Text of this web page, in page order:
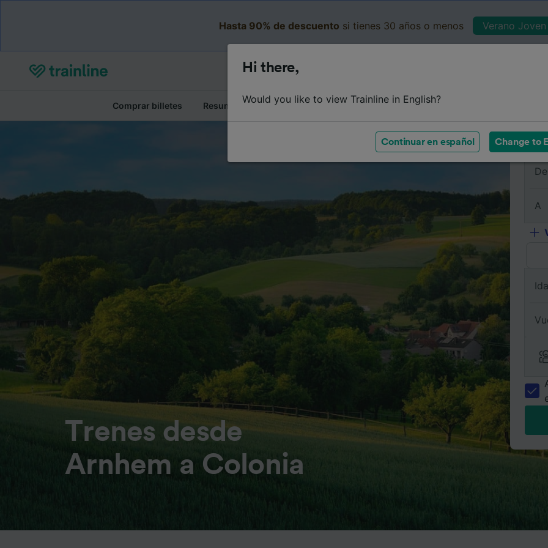
Hasta 90% de descuento si tienes 30 años o menos Verano
Comprar billetes Resumen del viaje Horarios Clases Servicios a bordo
Trenes desde
Arnhem a Colonia
De
A
Ida
Hi there,
Would you like to view Trainline in English?
Continuar en español Change to